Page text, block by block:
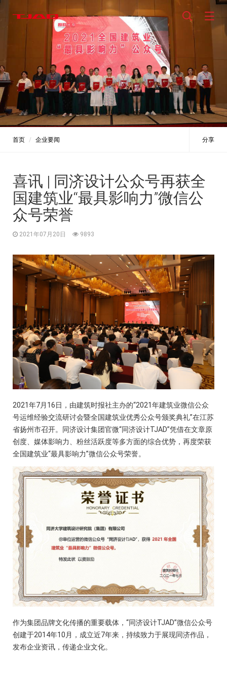
首页 企业要闻 分享
喜讯 | 同济设计公众号再获全
国建筑业“最具影响力”微信公
众号荣誉
2021年07月20日 9893
2021年7月16日，由建筑时报社主办的“2021年建筑业微信公众
号运维经验交流研讨会暨全国建筑业优秀公众号颁奖典礼”在江苏
省扬州市召开。同济设计集团官微“同济设计TJAD”凭借在文章原
创度、媒体影响力、粉丝活跃度等多方面的综合优势，再度荣获
全国建筑业“最具影响力”微信公众号荣誉。
作为集团品牌文化传播的重要载体，“同济设计TJAD”微信公众号
创建于2014年10月，成立近7年来，持续致力于展现同济作品，
发布企业资讯，传递企业文化。